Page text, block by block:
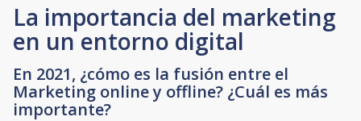
La importancia del marketing
en un entorno digital
En 2021, ¿cómo es la fusión entre el
Marketing online y offline? ¿Cuál es más
importante?